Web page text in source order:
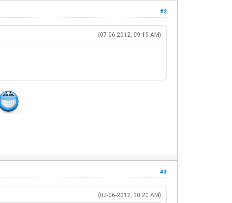
#2
(07-06-2012, 09:19 AM)
#3
(07-06-2012, 10:20 AM)